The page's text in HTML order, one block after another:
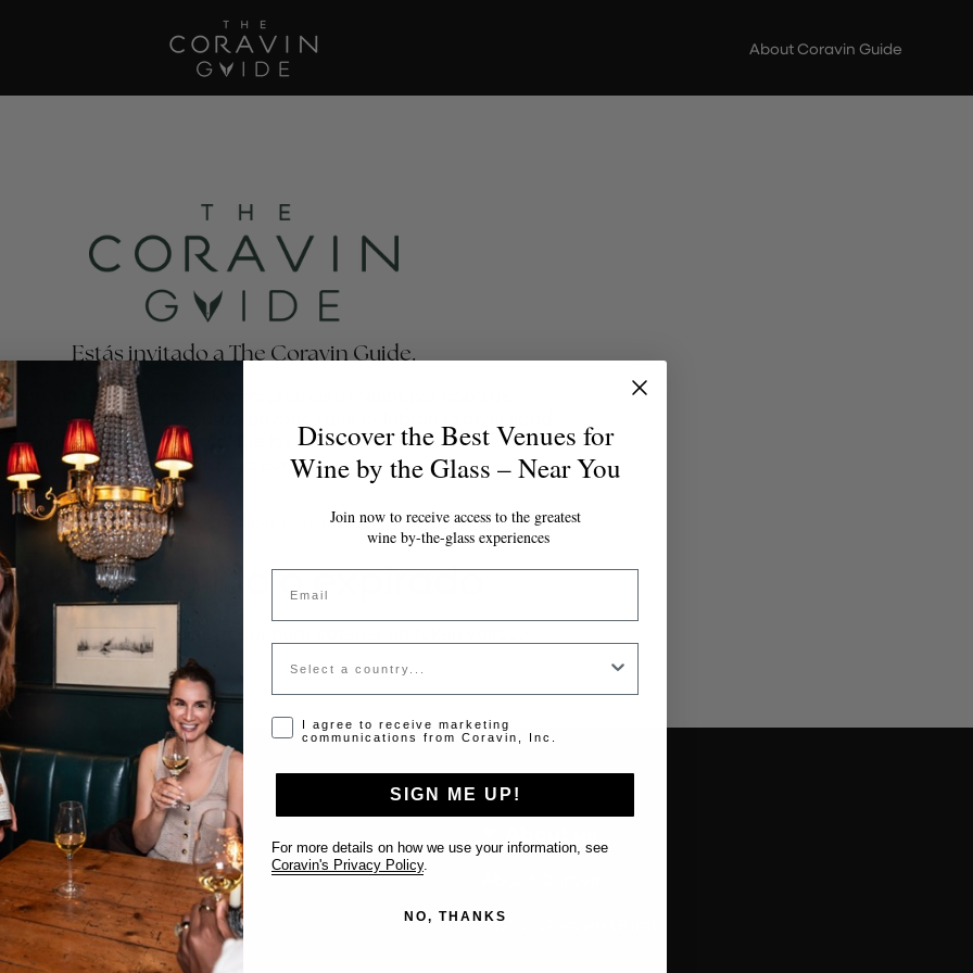
About Coravin Guide
Estás invitado a The Coravin Guide.
Coravin Guide destaca los programas de vinos por copa de
bares, hoteles y clubes privados que celebran la diversidad
del vino, para que los amantes del vino encuentren
la copa perfecta para cualquier ocasión.
~10 MINUTOSGUARDA AUTOMÁTICAMENTE MIENTRAS AVANZAS
Token inválido o expirado
contacta al administrador para obtener un token válido.
Support
Contact us
List Your Venue
FAQ’s
About Coravin Guide
Discover the Best Venues for
Wine by the Glass – Near You
Join now to receive access to the greatest
wine by-the-glass experiences
Email
Country
Opt-in disclaimer
I agree to receive marketing
communications from Coravin, Inc.
SIGN ME UP!
For more details on how we use your information, see
Coravin's Privacy Policy
NO, THANKS